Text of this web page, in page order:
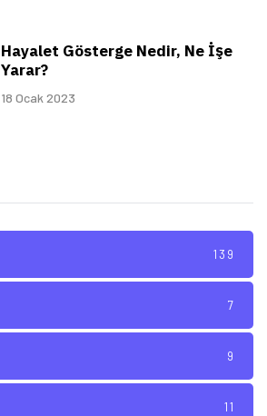
Hayalet Gösterge Nedir, Ne İşe
Yarar?
18 Ocak 2023
139
7
9
11